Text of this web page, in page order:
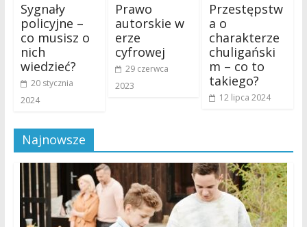
Sygnały
policyjne –
co musisz o
nich
wiedzieć?
20 stycznia
2024
Prawo
autorskie w
erze
cyfrowej
29 czerwca
2023
Przestępstw
a o
charakterze
chuligański
m – co to
takiego?
12 lipca 2024
Najnowsze